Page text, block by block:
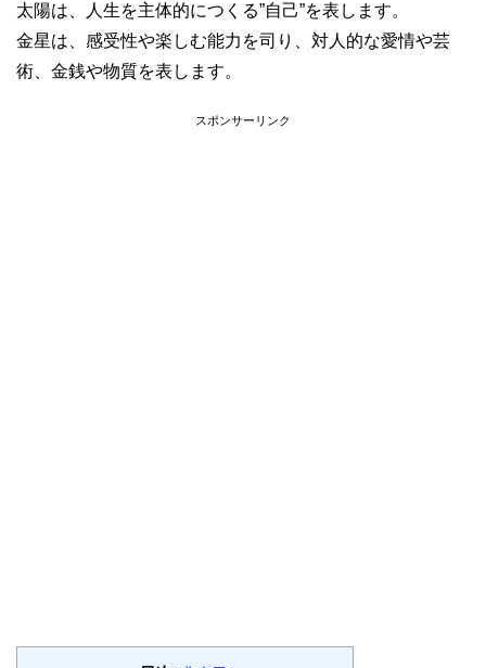
太陽は、人生を主体的につくる”自己”を表します。
金星は、感受性や楽しむ能力を司り、対人的な愛情や芸
術、金銭や物質を表します。
スポンサーリンク